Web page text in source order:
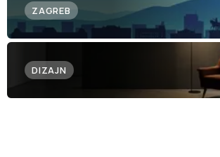
ZAGREB
DIZAJN